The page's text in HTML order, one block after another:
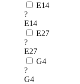
E14
?
E14
E27
?
E27
G4
?
G4